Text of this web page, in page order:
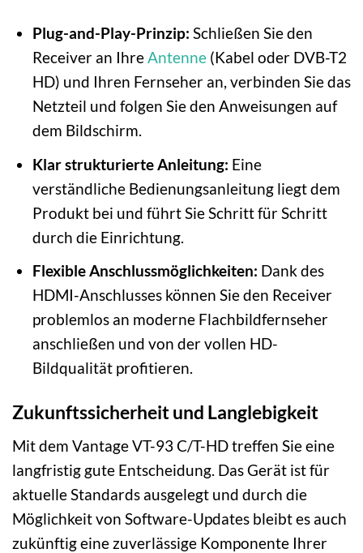
Plug-and-Play-Prinzip: Schließen Sie den
Receiver an IhreAntenne(Kabel oder DVB-T2
HD) und Ihren Fernseher an, verbinden Sie das
Netzteil und folgen Sie den Anweisungen auf
dem Bildschirm.
Klar strukturierte Anleitung: Eine
verständliche Bedienungsanleitung liegt dem
Produkt bei und führt Sie Schritt für Schritt
durch die Einrichtung.
Flexible Anschlussmöglichkeiten: Dank des
HDMI-Anschlusses können Sie den Receiver
problemlos an moderne Flachbildfernseher
anschließen und von der vollen HD-
Bildqualität profitieren.
Zukunftssicherheit und Langlebigkeit
Mit dem Vantage VT-93 C/T-HD treffen Sie eine
langfristig gute Entscheidung. Das Gerät ist für
aktuelle Standards ausgelegt und durch die
Möglichkeit von Software-Updates bleibt es auch
zukünftig eine zuverlässige Komponente Ihrer